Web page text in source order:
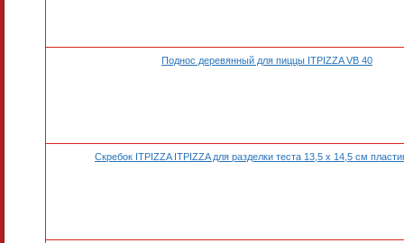
Поднос деревянный для пиццы ITPIZZA VB 40
Скребок ITPIZZA ITPIZZA для разделки теста 13,5 х 14,5 см